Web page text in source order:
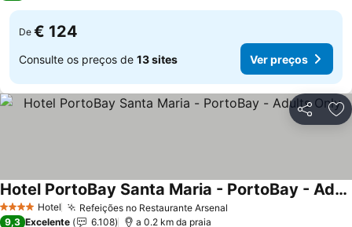
De € 124
Consulte os preços de 13 sites Ver preços
Partilhar
4 EstrelasHotel Refeições no Restaurante Arsenal
Hotel PortoBay Santa Maria - PortoBay - Adults Only
Ver preços
9,3 Excelente 6.108 a 0.2 km da praia